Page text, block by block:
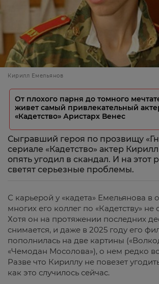
Кирилл Емельянов
От плохого парня до томного
живет самый привлекательный
«Кадетство» Аристарх Венес
Сыгравший героя по прозвищу
сериале «Кадетство» актер
опять угодил в скандал. И на этот
светят серьезные проблемы.
С карьерой у «кадета» Емельянова в
многих его коллег по «Кадетству» не
Хотя он на протяжении последних
снимается, и даже в 2025 году его
пополнилась на две картины
«Чемодан Мосолова»), о нем редко
Разве что Кириллу не повезет
как это случилось сейчас.